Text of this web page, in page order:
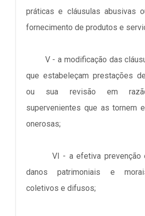
práticas e cláusulas abusivas
fornecimento de produtos e
V - a modificação das
que estabeleçam prestações
ou sua revisão em
supervenientes que as tornem
onerosas;
VI - a efetiva prevenção e
danos patrimoniais e
coletivos e difusos;